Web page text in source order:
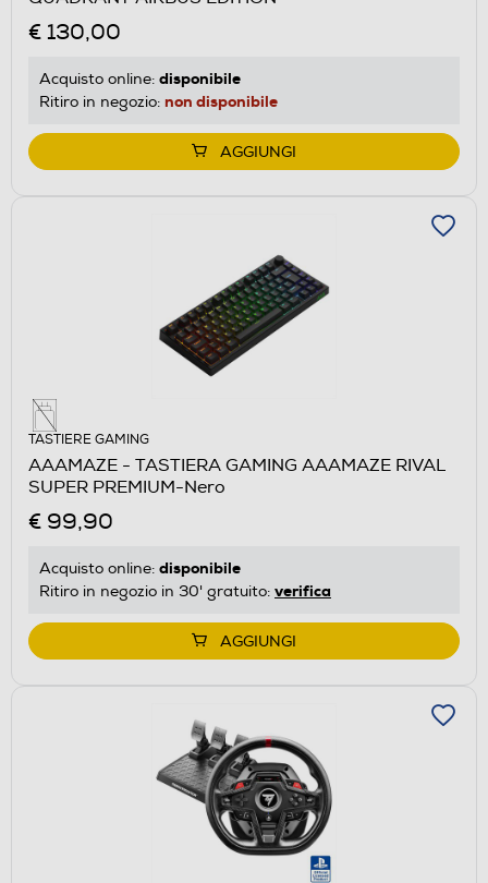
€ 130,00
Acquisto online: disponibile
Ritiro in negozio: non disponibile
AGGIUNGI
TASTIERE GAMING
AAAMAZE - TASTIERA GAMING AAAMAZE RIVAL
SUPER PREMIUM-Nero
€ 99,90
Acquisto online: disponibile
Ritiro in negozio in 30' gratuito: verifica
AGGIUNGI